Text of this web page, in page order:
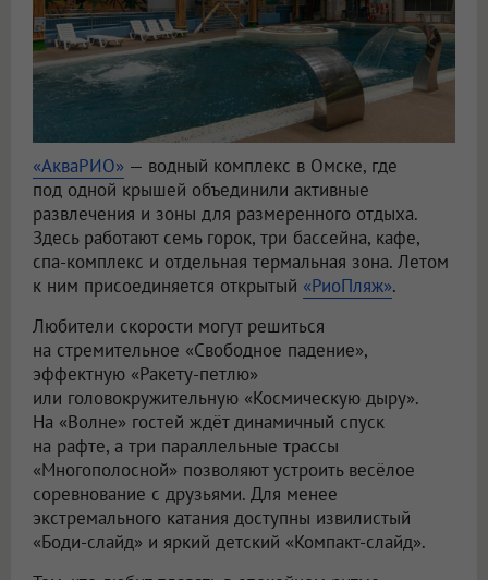
«АкваРИО» — водный комплекс в Омске, где
под одной крышей объединили активные
развлечения и зоны для размеренного отдыха.
Здесь работают семь горок, три бассейна, кафе,
спа-комплекс и отдельная термальная зона. Летом
к ним присоединяется открытый «РиоПляж».
Любители скорости могут решиться
на стремительное «Свободное падение»,
эффектную «Ракету-петлю»
или головокружительную «Космическую дыру».
На «Волне» гостей ждёт динамичный спуск
на рафте, а три параллельные трассы
«Многополосной» позволяют устроить весёлое
соревнование с друзьями. Для менее
экстремального катания доступны извилистый
«Боди-слайд» и яркий детский «Компакт-слайд».